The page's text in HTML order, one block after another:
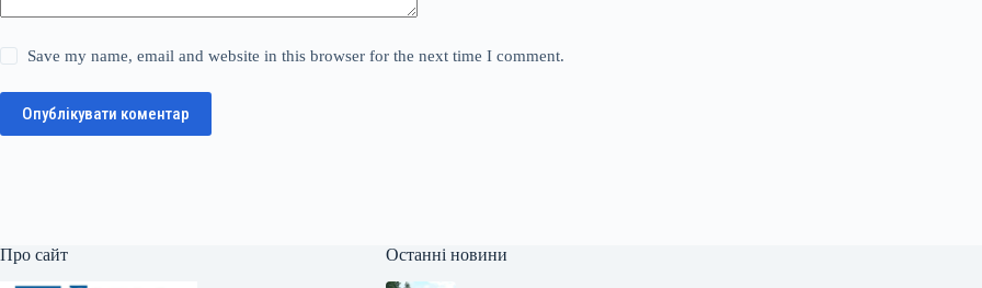
Save my name, email and website in this browser for the next time I comment.
Опублікувати коментар
Про сайт Останні новини